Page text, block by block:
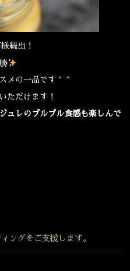
続出！
メの一品です＾＾
ただけます！
ュレのプルプル食感も楽しんで
ングをご支援します。